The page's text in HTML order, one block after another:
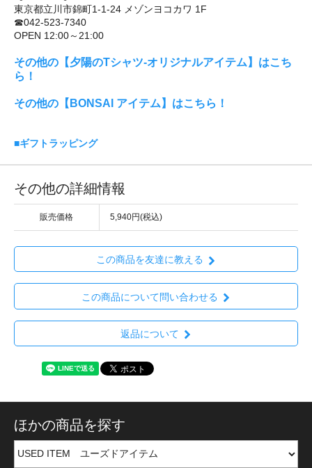
東京都立川市錦町1-1-24 メゾンヨコカワ 1F
☎042-523-7340
OPEN 12:00～21:00
その他の【夕陽のTシャツ-オリジナルアイテム】はこち
ら！
その他の【BONSAI アイテム】はこちら！
■ギフトラッピング
その他の詳細情報
販売価格 5,940円(税込)
この商品を友達に教える
この商品について問い合わせる
返品について
ほかの商品を探す